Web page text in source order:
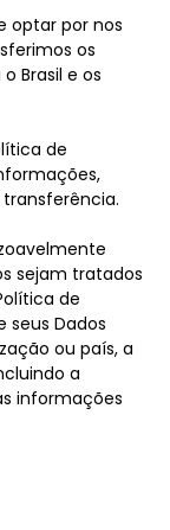
optar por nos
os
Brasil e os
de
sejam tratados
de
seus Dados
ou país, a
a
informações